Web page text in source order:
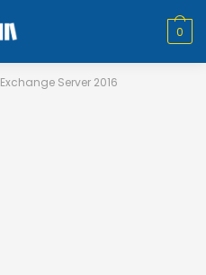
0
Exchange Server 2016